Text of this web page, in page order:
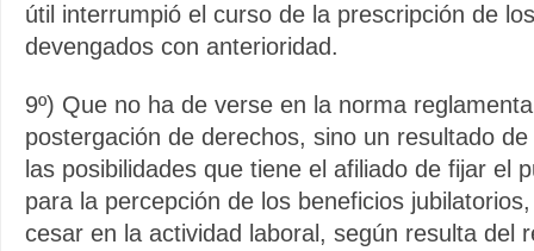
útil interrumpió el curso de la prescripción de
devengados con anterioridad.
9º) Que no ha de verse en la norma
postergación de derechos, sino un resultado
las posibilidades que tiene el afiliado de fijar el
para la percepción de los beneficios
cesar en la actividad laboral, según resulta del